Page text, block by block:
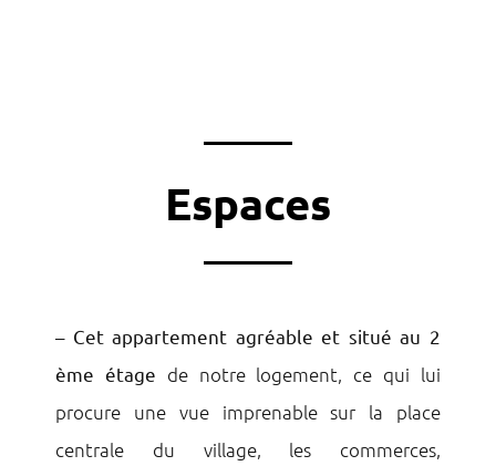
Espaces
– Cet appartement agréable et situé au 2
ème étage de notre logement, ce qui lui
procure une vue imprenable sur la place
centrale du village, les commerces,